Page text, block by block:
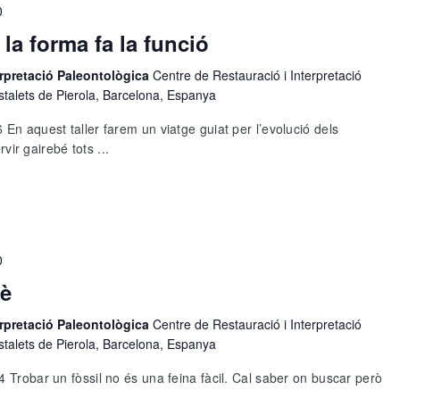
forma fa la funció
Paleontològica Centre de Restauració i Interpretació
de Pierola, Barcelona, Espanya
En aquest taller farem un viatge guiat per l’evolució dels
gairebé tots ...
Paleontològica Centre de Restauració i Interpretació
de Pierola, Barcelona, Espanya
Trobar un fòssil no és una feina fàcil. Cal saber on buscar però